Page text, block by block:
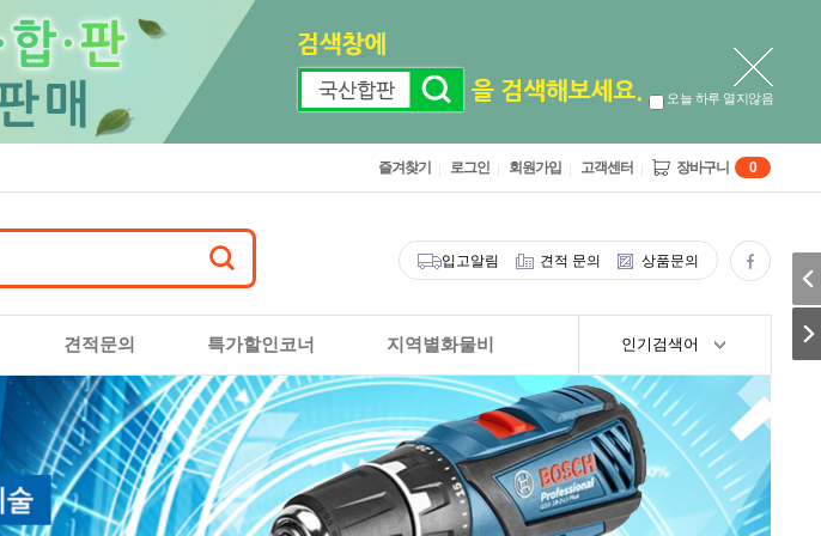
오늘 하루 열지않음
즐겨찾기 로그인 회원가입 고객센터 장바구니 0
입고알림 견적 문의 상품문의
견적문의 특가할인코너 지역별화물비 인기검색어